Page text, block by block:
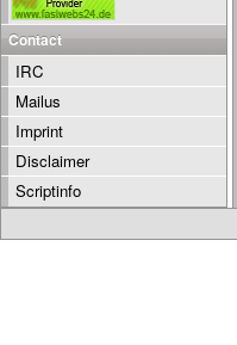
Contact
IRC
Mailus
Imprint
Disclaimer
Scriptinfo